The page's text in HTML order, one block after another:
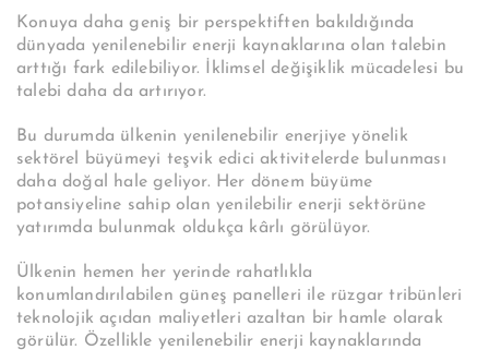
Konuya daha geniş bir perspektiften bakıldığında
dünyada yenilenebilir enerji kaynaklarına olan talebin
arttığı fark edilebiliyor. İklimsel değişiklik mücadelesi bu
talebi daha da artırıyor.
Bu durumda ülkenin yenilenebilir enerjiye yönelik
sektörel büyümeyi teşvik edici aktivitelerde bulunması
daha doğal hale geliyor. Her dönem büyüme
potansiyeline sahip olan yenilebilir enerji sektörüne
yatırımda bulunmak oldukça kârlı görülüyor.
Ülkenin hemen her yerinde rahatlıkla
konumlandırılabilen güneş panelleri ile rüzgar tribünleri
teknolojik açıdan maliyetleri azaltan bir hamle olarak
görülür. Özellikle yenilenebilir enerji kaynaklarında